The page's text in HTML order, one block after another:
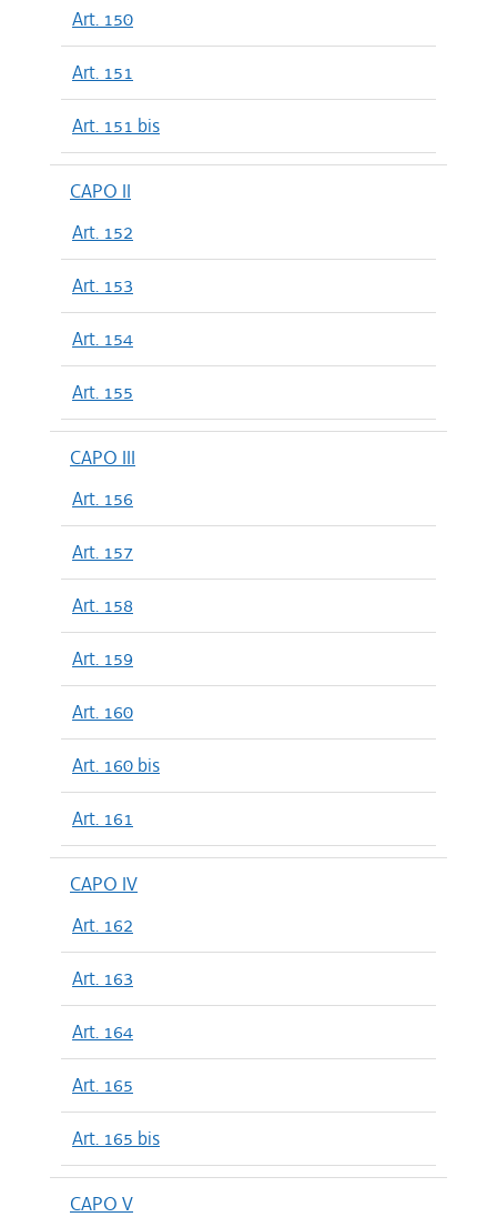
Art. 150
Art. 151
Art. 151 bis
CAPO II
Art. 152
Art. 153
Art. 154
Art. 155
CAPO III
Art. 156
Art. 157
Art. 158
Art. 159
Art. 160
Art. 160 bis
Art. 161
CAPO IV
Art. 162
Art. 163
Art. 164
Art. 165
Art. 165 bis
CAPO V